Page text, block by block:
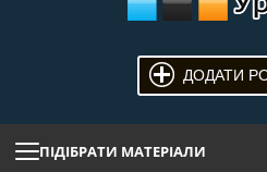
ДОДАТИ
ПІДІБРАТИ МАТЕРІАЛИ